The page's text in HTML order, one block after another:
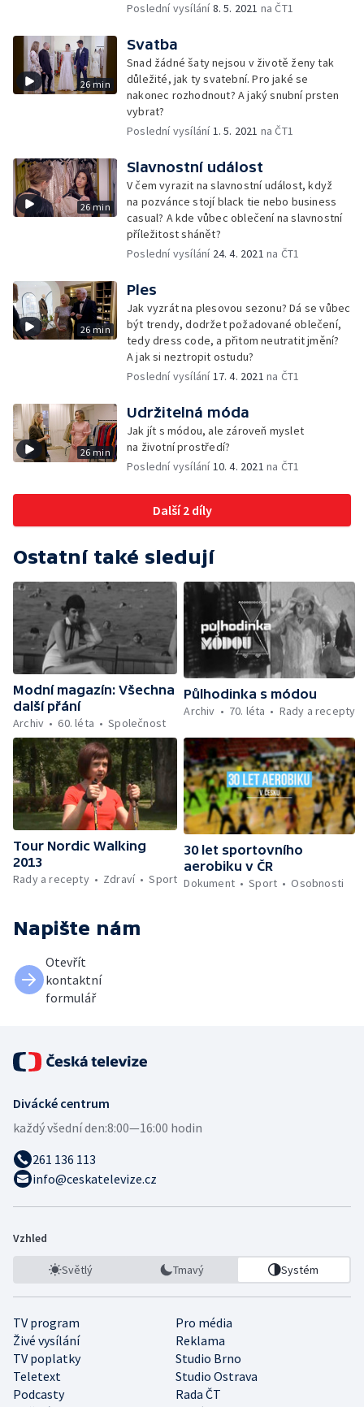
Poslední vysílání8. 5. 2021 na ČT1
26 min
Svatba
Snad žádné šaty nejsou v životě ženy tak
důležité, jak ty svatební. Pro jaké se
nakonec rozhodnout? A jaký snubní prsten
vybrat?
Poslední vysílání1. 5. 2021 na ČT1
26 min
Slavnostní událost
V čem vyrazit na slavnostní událost, když
na pozvánce stojí black tie nebo business
casual? A kde vůbec oblečení na slavnostní
příležitost shánět?
Poslední vysílání 24. 4. 2021 na ČT1
26 min
Ples
Jak vyzrát na plesovou sezonu? Dá se vůbec
být trendy, dodržet požadované oblečení,
tedy dress code, a přitom neutratit jmění?
A jak si neztropit ostudu?
Poslední vysílání17. 4. 2021 na ČT1
26 min
Udržitelná móda
Jak jít s módou, ale zároveň myslet
na životní prostředí?
Poslední vysílání10. 4. 2021 na ČT1
Další 2 díly
Ostatní také sledují
Modní magazín: Všechna
další přání
Archiv
60. léta Společnost
Půlhodinka s módou
Archiv
70. léta Rady a recepty
Tour Nordic Walking
2013
Rady a recepty
Zdraví Sport
30 let sportovního
aerobiku v ČR
Dokument
Sport Osobnosti
Napište nám
Otevřít
kontaktní
formulář
Divácké centrum
každý všední den:8:00—16:00 hodin
261 136 113
info@ceskatelevize.cz
Vzhled
Světlý Tmavý Systém
TV program
Pro média
Živé vysílání
Reklama
TV poplatky
Studio Brno
Teletext
Studio Ostrava
Podcasty
Rada ČT